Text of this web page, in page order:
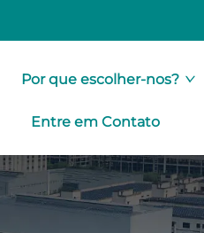
Por que escolher-nos?
Entre em Contato